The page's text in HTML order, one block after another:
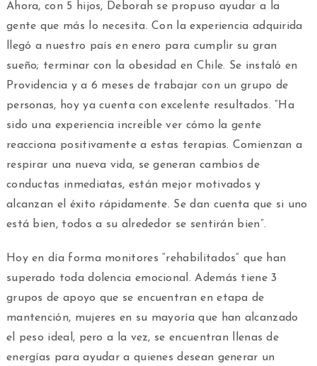
Ahora, con 5 hijos, Deborah se propuso ayudar a la
gente que más lo necesita. Con la experiencia adquirida
llegó a nuestro país en enero para cumplir su gran
sueño; terminar con la obesidad en Chile. Se instaló en
Providencia y a 6 meses de trabajar con un grupo de
personas, hoy ya cuenta con excelente resultados. “Ha
sido una experiencia increíble ver cómo la gente
reacciona positivamente a estas terapias. Comienzan a
respirar una nueva vida, se generan cambios de
conductas inmediatas, están mejor motivados y
alcanzan el éxito rápidamente. Se dan cuenta que si uno
está bien, todos a su alrededor se sentirán bien”.
Hoy en día forma monitores “rehabilitados” que han
superado toda dolencia emocional. Además tiene 3
grupos de apoyo que se encuentran en etapa de
mantención, mujeres en su mayoría que han alcanzado
el peso ideal, pero a la vez, se encuentran llenas de
energías para ayudar a quienes desean generar un